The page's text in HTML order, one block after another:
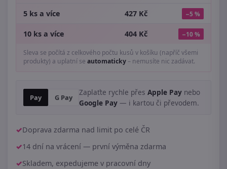
5 ks a více 427 Kč −5 %
10 ks a více 404 Kč −10 %
Sleva se počítá z celkového počtu kusů v košíku (napříč všemi
produkty) a uplatní se automaticky– nemusíte nic zadávat.
Pay G Pay
Zaplaťte rychle přes Apple Pay nebo
Google Pay — i kartou či převodem.
Doprava zdarma nad limit po celé ČR
14 dní na vrácení — první výměna zdarma
Skladem, expedujeme v pracovní dny